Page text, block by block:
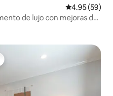
Calificación
4.95 (59)
de lujo con mejoras de
huéspedes